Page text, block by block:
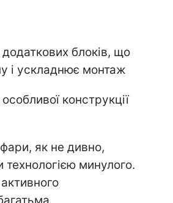
блоків, що
і ускладнює монтаж
конструкції
як не дивно,
технологією минулого.